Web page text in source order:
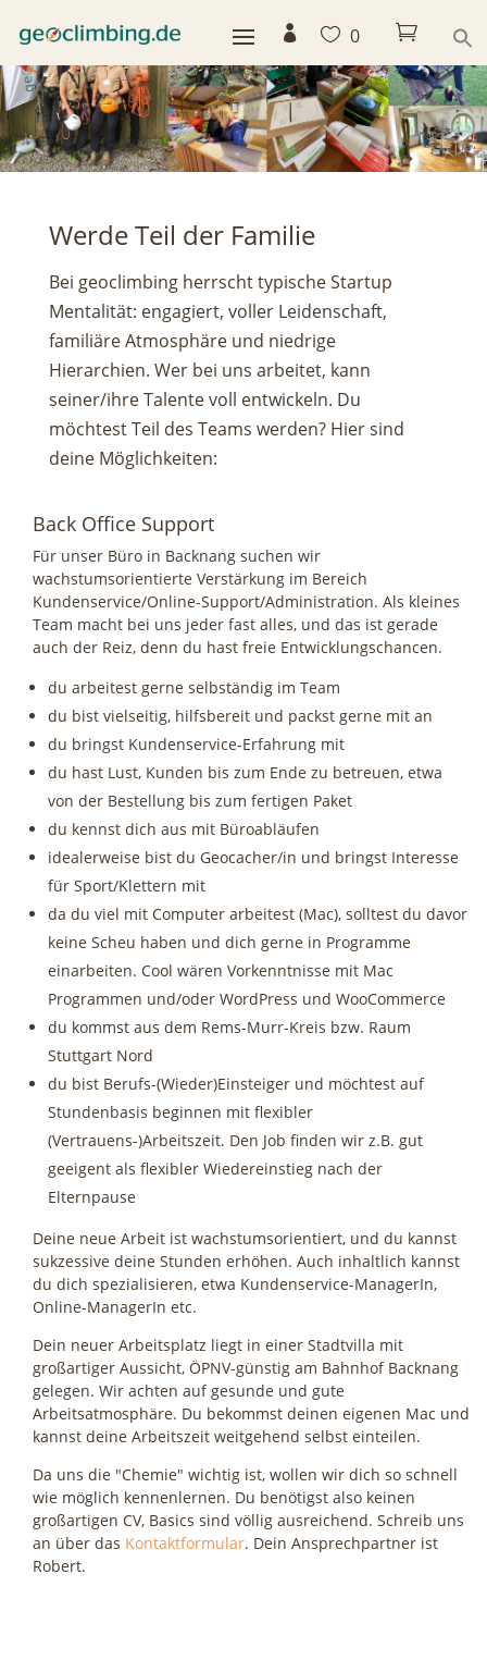
  0 
Werde Teil der Familie
Bei geoclimbing herrscht typische Startup
Mentalität: engagiert, voller Leidenschaft,
familiäre Atmosphäre und niedrige
Hierarchien. Wer bei uns arbeitet, kann
seiner/ihre Talente voll entwickeln. Du
möchtest Teil des Teams werden? Hier sind
deine Möglichkeiten:
Back Office Support
Für unser Büro in Backnang suchen wir
wachstumsorientierte Verstärkung im Bereich
Kundenservice/Online-Support/Administration. Als kleines
Team macht bei uns jeder fast alles, und das ist gerade
auch der Reiz, denn du hast freie Entwicklungschancen.
du arbeitest gerne selbständig im Team
du bist vielseitig, hilfsbereit und packst gerne mit an
du bringst Kundenservice-Erfahrung mit
du hast Lust, Kunden bis zum Ende zu betreuen, etwa
von der Bestellung bis zum fertigen Paket
du kennst dich aus mit Büroabläufen
idealerweise bist du Geocacher/in und bringst Interesse
für Sport/Klettern mit
da du viel mit Computer arbeitest (Mac), solltest du davor
keine Scheu haben und dich gerne in Programme
einarbeiten. Cool wären Vorkenntnisse mit Mac
Programmen und/oder WordPress und WooCommerce
du kommst aus dem Rems-Murr-Kreis bzw. Raum
Stuttgart Nord
du bist Berufs-(Wieder)Einsteiger und möchtest auf
Stundenbasis beginnen mit flexibler
(Vertrauens-)Arbeitszeit. Den Job finden wir z.B. gut
geeigent als flexibler Wiedereinstieg nach der
Elternpause
Deine neue Arbeit ist wachstumsorientiert, und du kannst
sukzessive deine Stunden erhöhen. Auch inhaltlich kannst
du dich spezialisieren, etwa Kundenservice-ManagerIn,
Online-ManagerIn etc.
Dein neuer Arbeitsplatz liegt in einer Stadtvilla mit
großartiger Aussicht, ÖPNV-günstig am Bahnhof Backnang
gelegen. Wir achten auf gesunde und gute
Arbeitsatmosphäre. Du bekommst deinen eigenen Mac und
kannst deine Arbeitszeit weitgehend selbst einteilen.
Da uns die "Chemie" wichtig ist, wollen wir dich so schnell
wie möglich kennenlernen. Du benötigst also keinen
großartigen CV, Basics sind völlig ausreichend. Schreib uns
an über das Kontaktformular. Dein Ansprechpartner ist
Robert.